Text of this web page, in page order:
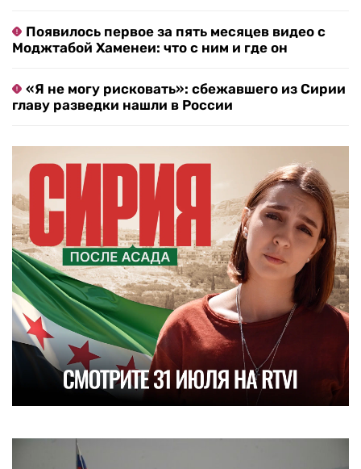
Появилось первое за пять месяцев видео с
Моджтабой Хаменеи: что с ним и где он
«Я не могу рисковать»: сбежавшего из Сирии
главу разведки нашли в России